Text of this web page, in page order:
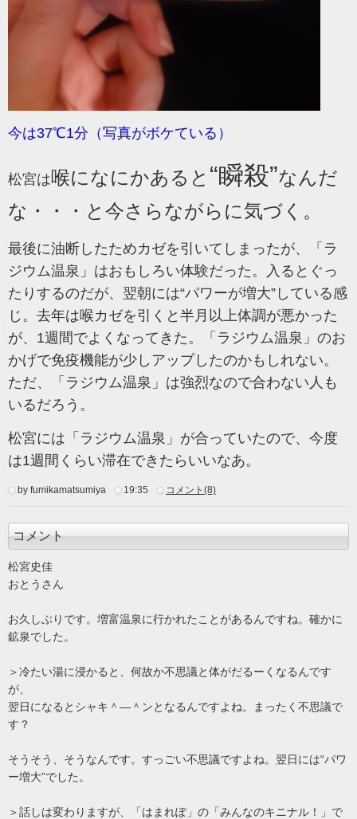
今は37℃1分（写真がボケている）
松宮は喉になにかあると “瞬殺”なんだ
な・・・と今さらながらに気づく。
最後に油断したためカゼを引いてしまったが、「ラ
ジウム温泉」はおもしろい体験だった。入るとぐっ
たりするのだが、翌朝には“パワーが増大”している感
じ。 去年は喉カゼを引くと半月以上体調が悪かった
が、1週間でよくなってきた。
「ラジウム温泉」のお
かげで免疫機能が少しアップしたのかもしれない。
ただ、「ラジウム温泉」は強烈なので合わない人も
いるだろう。
松宮には「ラジウム温泉」が合っていたので、今度
は1週間くらい滞在できたらいいなあ。
by fumikamatsumiya 19:35 コメント(8)
コメント
松宮史佳
おとうさん
お久しぶりです。増富温泉に行かれたことがあるんですね。確かに
鉱泉でした。
＞冷たい湯に浸かると、何故か不思議と体がだるーくなるんです
が、
翌日になるとシャキ＾―＾ンとなるんですよね。まったく不思議で
す？
そうそう、そうなんです。すっごい不思議ですよね。翌日には“パワ
ー増大”でした。
＞話しは変わりますが、「はまれぽ」の「みんなのキニナル！」で